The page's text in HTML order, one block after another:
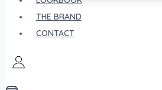
THE BRAND
CONTACT